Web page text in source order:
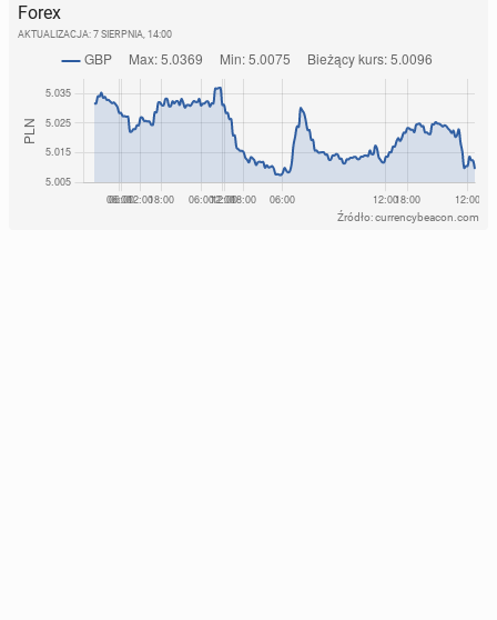
Forex
AKTUALIZACJA: 7 SIERPNIA, 14:00
Źródło: currencybeacon.com